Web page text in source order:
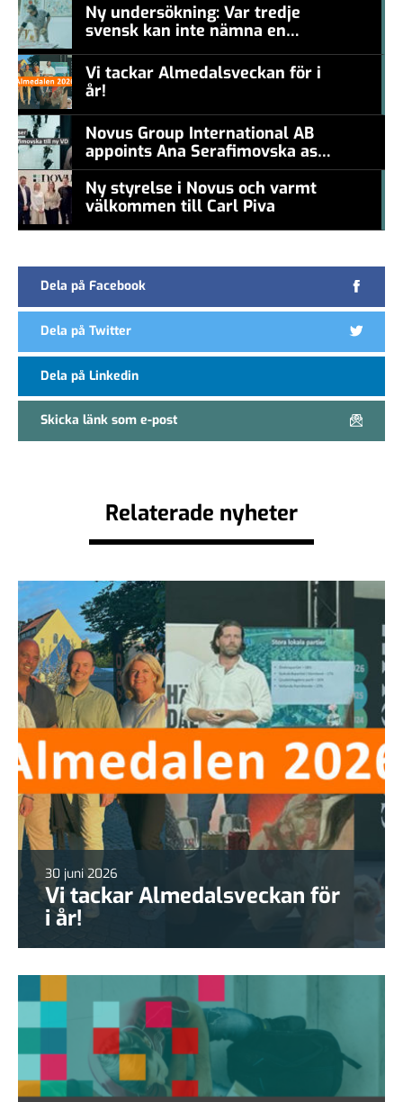
Ny undersökning: Var tredje
svensk kan inte nämna en
levande konstnär
Vi tackar Almedalsveckan för i
år!
Novus Group International AB
appoints Ana Serafimovska as
new CEO
Ny styrelse i Novus och varmt
välkommen till Carl Piva
Dela på Facebook
Dela på Twitter
Dela på Linkedin
Skicka länk som e-post
Relaterade nyheter
30 juni 2026
Vi tackar Almedalsveckan för
i år!